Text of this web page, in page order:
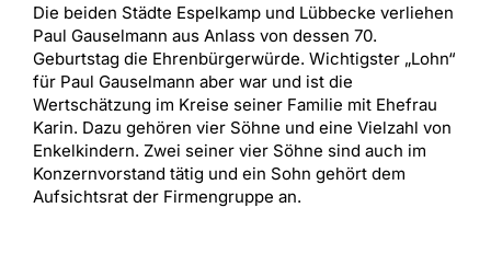
Die beiden Städte Espelkamp und Lübbecke verliehen
Paul Gauselmann aus Anlass von dessen 70.
Geburtstag die Ehrenbürgerwürde. Wichtigster „Lohn“
für Paul Gauselmann aber war und ist die
Wertschätzung im Kreise seiner Familie mit Ehefrau
Karin. Dazu gehören vier Söhne und eine Vielzahl von
Enkelkindern. Zwei seiner vier Söhne sind auch im
Konzernvorstand tätig und ein Sohn gehört dem
Aufsichtsrat der Firmengruppe an.